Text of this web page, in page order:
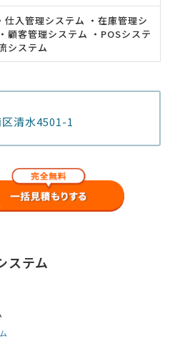
仕入管理システム ・在庫管理シ
顧客管理システム ・POSシステ
システム
清水4501-1
ステム